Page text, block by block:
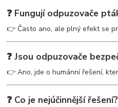
❓ Fungují odpuzovače
👉 Často ano, ale plný efekt se
❓ Jsou odpuzovače
👉 Ano, jde o humánní řešení,
❓ Co je nejúčinnější řešení?